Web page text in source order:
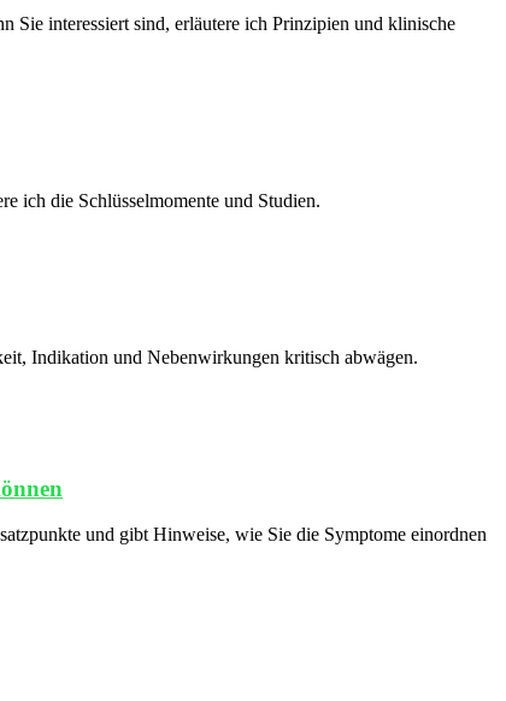
Sie interessiert sind, erläutere ich Prinzipien und klinische
ich die Schlüsselmomente und Studien.
Indikation und Nebenwirkungen kritisch abwägen.
und gibt Hinweise, wie Sie die Symptome einordnen